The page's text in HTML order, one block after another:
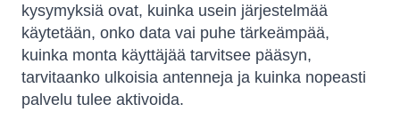
kysymyksiä ovat, kuinka usein järjestelmää
käytetään, onko data vai puhe tärkeämpää,
kuinka monta käyttäjää tarvitsee pääsyn,
tarvitaanko ulkoisia antenneja ja kuinka nopeasti
palvelu tulee aktivoida.